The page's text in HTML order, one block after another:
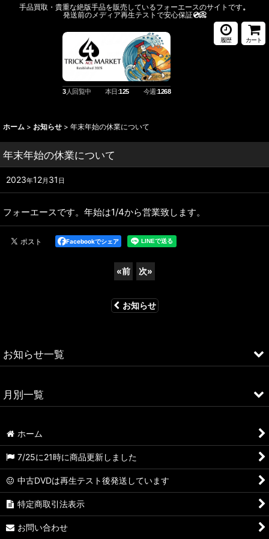
手品買取・貴重な絶版手品を販売しているフォーエースのサイトです。
発送前のメディア再生テストで安心保証💿️📀
3人回覧中 本日:125 今週:1268
履歴 カート
ホーム > お知らせ > 年末年始の休業について
年末年始の休業について
2023年12月 31 日
フォーエースです。年始は1/4から営業致します。
Facebookでシェア
«前 次»
お知らせ
お知らせ一覧
PWブログ
月別一覧
2023年
2021年
ホーム
7/25に21時に商品更新しました
中古DVDは再生テスト後発送しています
特定商取引法表示
お問い合わせ